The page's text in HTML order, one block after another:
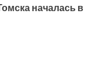
началась в